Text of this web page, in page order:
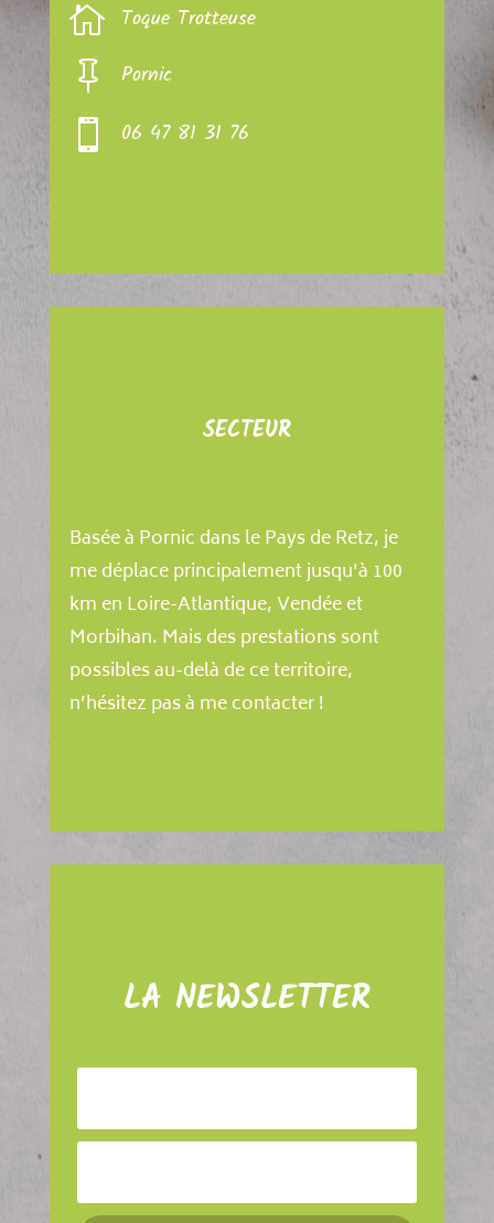
 Toque Trotteuse
 Pornic
 06 47 81 31 76
SECTEUR
Basée à Pornic dans le Pays de Retz, je
me déplace principalement jusqu'à 100
km en Loire-Atlantique, Vendée et
Morbihan. Mais des prestations sont
possibles au-delà de ce territoire,
n’hésitez pas à me contacter !
LA NEWSLETTER